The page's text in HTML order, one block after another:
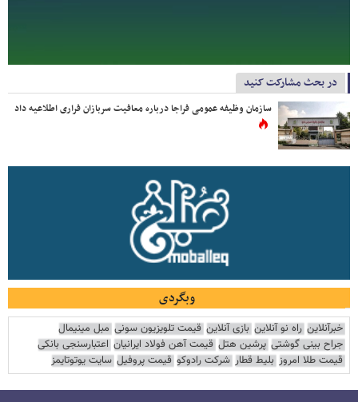
در بحث مشارکت کنید
سازمان وظیفه عمومی فراجا درباره معافیت سربازان فراری اطلاعیه داد
وبگردی
خبرآنلاین راه نو آنلاین بازی آنلاین قیمت تلویزیون سونی مبل مینیمال
جراح بینی گوشتی پرشین هتل قیمت آهن فولاد ایرانیان اعتبارسنجی بانکی
قیمت طلا امروز بلیط قطار شرکت رادوکو قیمت پروفیل سایت یوتوتایمز